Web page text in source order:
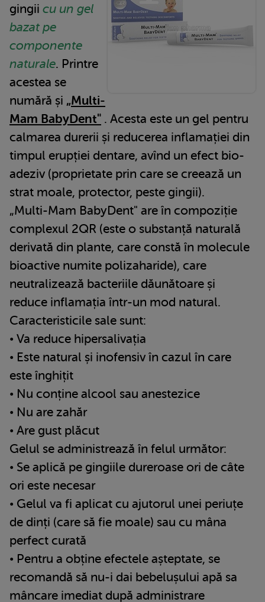
gingii cu un gel
bazat pe
componente
naturale. Printre
acestea se
numără și „Multi-
Mam BabyDent" . Acesta este un gel pentru
calmarea durerii și reducerea inflamației din
timpul erupției dentare, avînd un efect bio-
adeziv (proprietate prin care se creează un
strat moale, protector, peste gingii).
„Multi-Mam BabyDent" are în compoziție
complexul 2QR (este o substanță naturală
derivată din plante, care constă în molecule
bioactive numite polizaharide), care
neutralizează bacteriile dăunătoare și
reduce inflamația într-un mod natural.
Caracteristicile sale sunt:
• Va reduce hipersalivația
• Este natural și inofensiv în cazul în care
este înghițit
• Nu conține alcool sau anestezice
• Nu are zahăr
• Are gust plăcut
Gelul se administrează în felul următor:
• Se aplică pe gingiile dureroase ori de câte
ori este necesar
• Gelul va fi aplicat cu ajutorul unei periuțe
de dinți (care să fie moale) sau cu mâna
perfect curată
• Pentru a obține efectele așteptate, se
recomandă să nu-i dai bebelușului apă sa
mâncare imediat după administrare